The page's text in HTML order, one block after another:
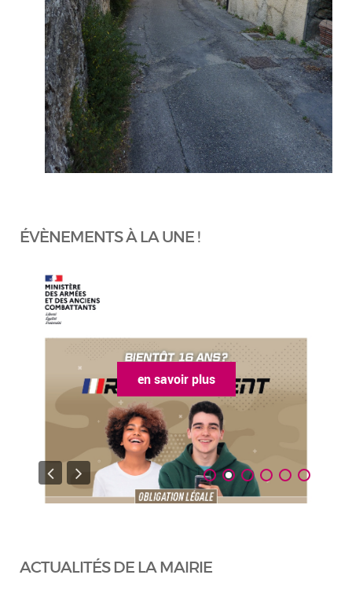
ÉVÈNEMENTS À LA UNE !
en savoir plus
ACTUALITÉS DE LA MAIRIE